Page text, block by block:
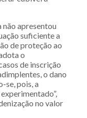
não apresentou
suficiente a
de proteção ao
o
de inscrição
o dano
se, pois, a
no valor